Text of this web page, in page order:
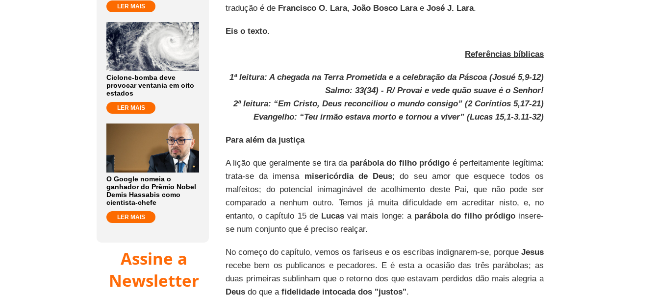
LER MAIS
Ciclone-bomba deve
provocar ventania em oito
estados
LER MAIS
O Google nomeia o
ganhador do Prêmio Nobel
Demis Hassabis como
cientista-chefe
LER MAIS
Assine a
Newsletter
tradução é de Francisco O. Lara, João Bosco Larae José J. Lara.
Eis o texto.
Referências bíblicas
1ª leitura: A chegada na Terra Prometida e a celebração da Páscoa (Josué 5,9-12)
Salmo: 33(34) - R/ Provai e vede quão suave é o Senhor!
2ª leitura: “Em Cristo, Deus reconciliou o mundo consigo” (2 Coríntios 5,17-21)
Evangelho: “Teu irmão estava morto e tornou a viver” (Lucas 15,1-3.11-32)
Para além da justiça
A lição que geralmente se tira da parábola do filho pródigo é perfeitamente legítima:
trata-se da imensa misericórdia de Deus; do seu amor que esquece todos os
malfeitos; do potencial inimaginável de acolhimento deste Pai, que não pode ser
comparado a nenhum outro. Temos já muita dificuldade em acreditar nisto, e, no
entanto, o capítulo 15 de Lucas vai mais longe: a parábola do filho pródigoinsere-
se num conjunto que é preciso realçar.
No começo do capítulo, vemos os fariseus e os escribas indignarem-se, porque Jesus
recebe bem os publicanos e pecadores. E é esta a ocasião das três parábolas; as
duas primeiras sublinham que o retorno dos que estavam perdidos dão mais alegria a
Deusdo que a fidelidade intocada dos "justos".